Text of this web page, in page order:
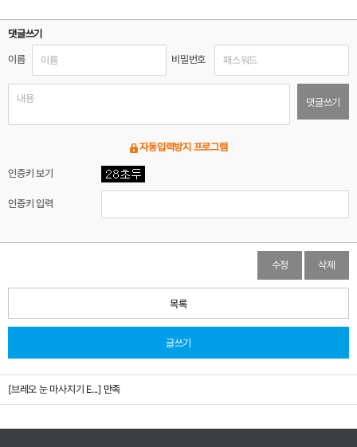
댓글쓰기
이름 비밀번호
댓글쓰기
자동입력방지 프로그램
인증키 보기
인증키 입력
수정 삭제
목록
글쓰기
[브레오 눈 마사지기 E...] 만족